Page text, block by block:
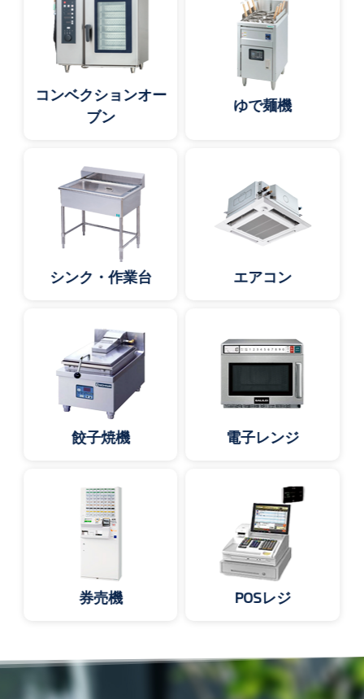
コンベクションオー
ブン
ゆで麺機
シンク・作業台 エアコン
餃子焼機 電子レンジ
券売機 POSレジ